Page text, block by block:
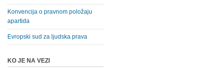
Konvencija o pravnom položaju
apartida
Evropski sud za ljudska prava
KO JE NA VEZI